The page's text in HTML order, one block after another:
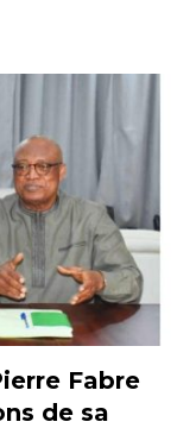
Fabre
de sa